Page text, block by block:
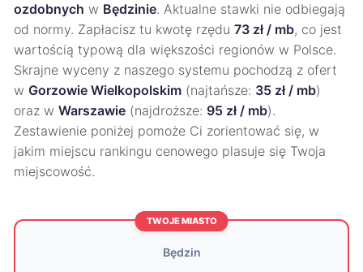
ozdobnych w Będzinie. Aktualne stawki nie odbiegają
od normy. Zapłacisz tu kwotę rzędu 73 zł / mb, co jest
wartością typową dla większości regionów w Polsce.
Skrajne wyceny z naszego systemu pochodzą z ofert
w Gorzowie Wielkopolskim (najtańsze: 35 zł / mb)
oraz w Warszawie (najdroższe: 95 zł / mb).
Zestawienie poniżej pomoże Ci zorientować się, w
jakim miejscu rankingu cenowego plasuje się Twoja
miejscowość.
TWOJE MIASTO
Będzin